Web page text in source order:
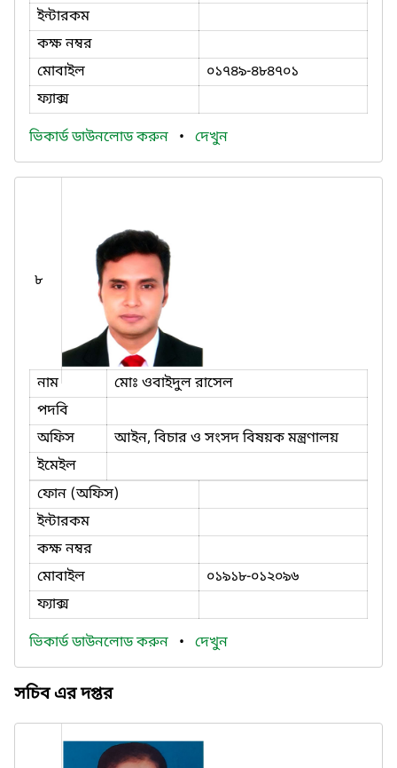
ইন্টারকম
কক্ষ নম্বর
মোবাইল
০১৭৪৯-৪৮৪৭০১
ফ্যাক্স
ভিকার্ড ডাউনলোড করুন • দেখুন
৮
নাম
মোঃ ওবাইদুল রাসেল
পদবি
অফিস
আইন, বিচার ও সংসদ বিষয়ক মন্ত্রণালয়
ইমেইল
ফোন (অফিস)
ইন্টারকম
কক্ষ নম্বর
মোবাইল
০১৯১৮-০১২০৯৬
ফ্যাক্স
ভিকার্ড ডাউনলোড করুন • দেখুন
সচিব এর দপ্তর